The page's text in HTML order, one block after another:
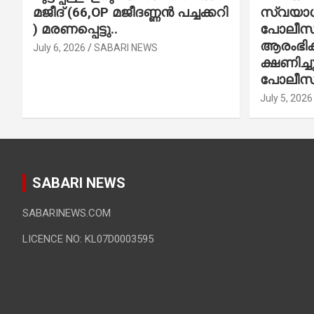
മജീദ് (66,OP മജീദണ്ണൻ പച്ചക്കറി
) മരണപ്പെട്ടു..
July 6, 2026 SABARI NEWS
പോലീസ്
July 5, 2026
SABARI NEWS
SABARINEWS.COM
LICENCE NO: KL07D0003595